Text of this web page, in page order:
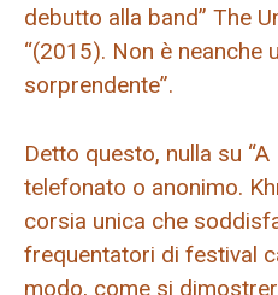
debutto alla band” The
“(2015). Non è neanche
sorprendente”.
Detto questo, nulla su “A
telefonato o anonimo.
corsia unica che
frequentatori di festival
modo, come si